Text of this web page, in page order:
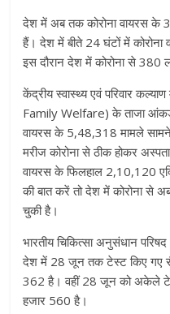
देश में अब तक कोरोना वायरस के
हैं। देश में बीते 24 घंटों में
इस दौरान देश में कोरोना से 380
केंद्रीय स्वास्थ्य एवं परिवार
Family Welfare) के ताजा
वायरस के 5,48,318 मामले
मरीज कोरोना से ठीक होकर
वायरस के फिलहाल 2,10,120
की बात करें तो देश में कोरोना से
चुकी है।
भारतीय चिकित्सा अनुसंधान
देश में 28 जून तक टेस्ट किए गए
362 है। वहीं 28 जून को अकेले
हजार 560 है।